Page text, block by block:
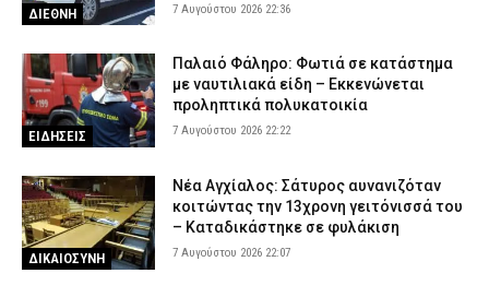
ΔΙΕΘΝΗ 7 Αυγούστου 2026 22:36
ΕΙΔΗΣΕΙΣ
Παλαιό Φάληρο: Φωτιά σε κατάστημα
με ναυτιλιακά είδη – Εκκενώνεται
προληπτικά πολυκατοικία
7 Αυγούστου 2026 22:22
ΔΙΚΑΙΟΣΥΝΗ
Νέα Αγχίαλος: Σάτυρος αυνανιζόταν
κοιτώντας την 13χρονη γειτόνισσά του
– Καταδικάστηκε σε φυλάκιση
7 Αυγούστου 2026 22:07